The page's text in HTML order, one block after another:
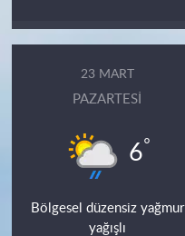
23 MART
PAZARTESI
6°
Bölgesel düzensiz yağmur
yağışlı